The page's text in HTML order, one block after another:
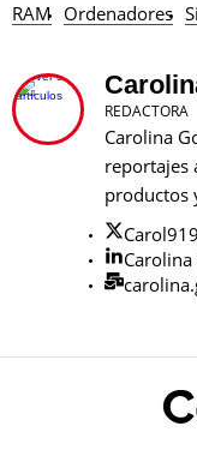
RAM Ordenadores
REDACTORA
Carolina
reportajes
productos